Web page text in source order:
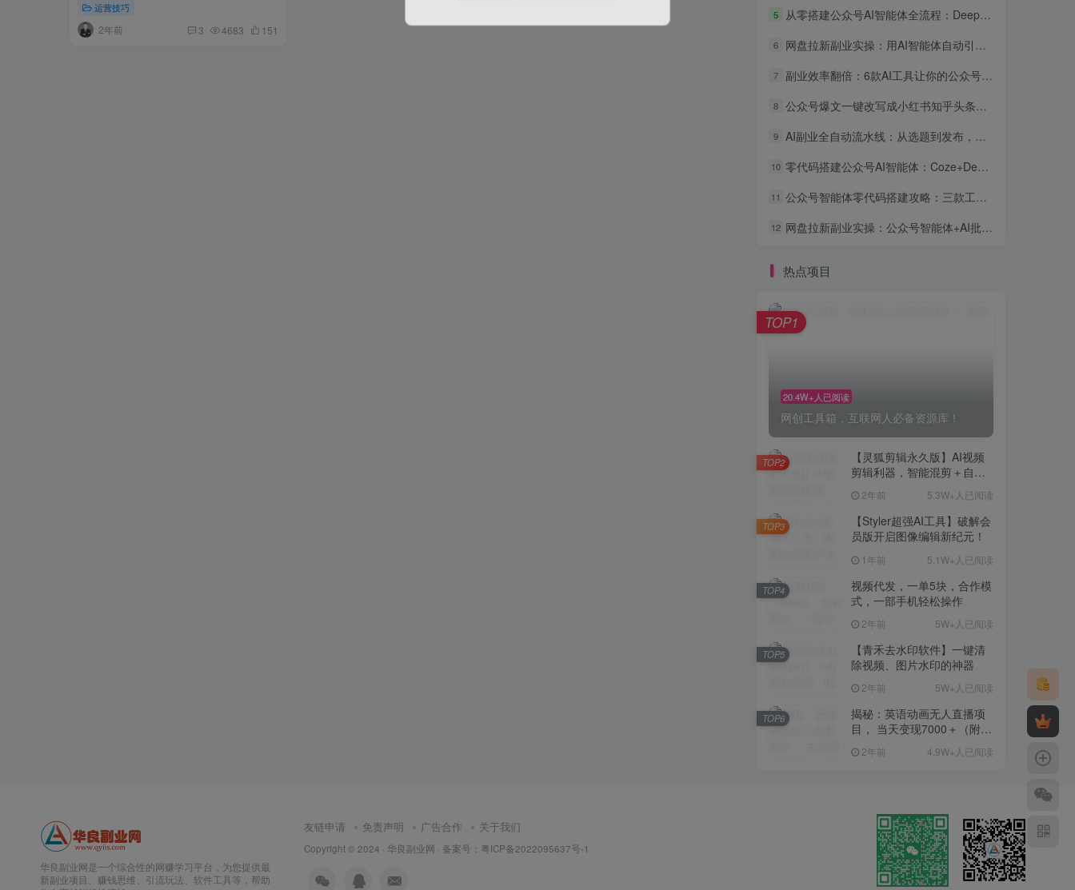
运营技巧
2年前 3 4683 151
5 从零搭建公众号AI智能体全流程：DeepSeek+Coze+飞书自动化副业实战指南
6 网盘拉新副业实操：用AI智能体自动引流日入300+
7 副业效率翻倍：6款AI工具让你的公众号运营和副业项目自动化实战指南
8 公众号爆文一键改写成小红书知乎头条：AI智能体跨平台分发实操教程
9 AI副业全自动流水线：从选题到发布，一个人管三个公众号的矩阵赚钱实操
10 零代码搭建公众号AI智能体：Coze+DeepSeek接微信客服与自动回复教程
11 公众号智能体零代码搭建攻略：三款工具让你的号24小时自动变现
12 网盘拉新副业实操：公众号智能体+AI批量做内容引流全流程
热点项目
20.4W+人已阅读
网创工具箱，互联网人必备资源库！
TOP1
【灵狐剪辑永久版】AI视频
剪辑利器，智能混剪＋自动
＋安装包）
2年前 5.3W+人已阅读
TOP2
【Styler超强AI工具】破解会
员版开启图像编辑新纪元！
1年前 5.1W+人已阅读
TOP3
视频代发，一单5块，合作模
式，一部手机轻松操作
2年前 5W+人已阅读
TOP4
【青禾去水印软件】一键清
除视频、图片水印的神器
2年前 5W+人已阅读
TOP5
揭秘：英语动画无人直播项
目， 当天变现7000＋（附详
2年前 4.9W+人已阅读
TOP6
华良副业网是一个综合性的网赚学习平台，为您提供最
新副业项目、赚钱思维、引流玩法、软件工具等，帮助
友链申请 免责声明 广告合作 关于我们
Copyright © 2024 · 华良副业网 · 备案号： 粤ICP备2022095637号-1